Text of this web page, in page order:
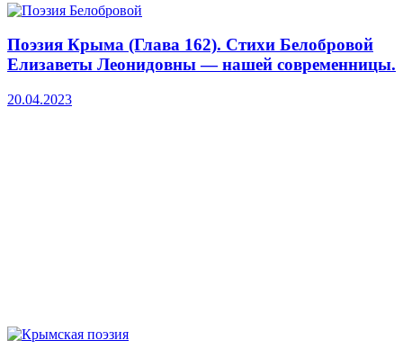
Поэзия Крыма (Глава 162). Стихи Белобровой
Елизаветы Леонидовны — нашей современницы.
20.04.2023